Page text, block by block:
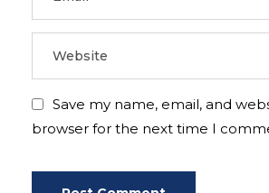
Save my name, email, and
browser for the next time I